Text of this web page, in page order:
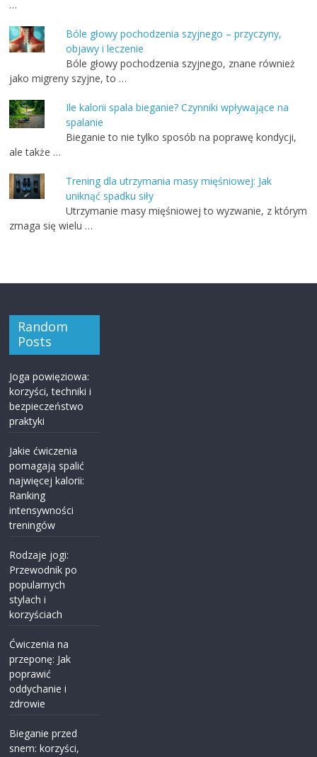
…
Bóle głowy pochodzenia szyjnego – przyczyny,
objawy i leczenie
Bóle głowy pochodzenia szyjnego, znane również
jako migreny szyjne, to …
Ile kalorii spala bieganie? Czynniki wpływające na
spalanie
Bieganie to nie tylko sposób na poprawę kondycji,
ale także …
Trening dla utrzymania masy mięśniowej: Jak
uniknąć spadku siły
Utrzymanie masy mięśniowej to wyzwanie, z którym
zmaga się wielu …
Random
Posts
Joga powięziowa:
korzyści, techniki i
bezpieczeństwo
praktyki
Jakie ćwiczenia
pomagają spalić
najwięcej kalorii:
Ranking
intensywności
treningów
Rodzaje jogi:
Przewodnik po
popularnych
stylach i
korzyściach
Ćwiczenia na
przeponę: Jak
poprawić
oddychanie i
zdrowie
Bieganie przed
snem: korzyści,